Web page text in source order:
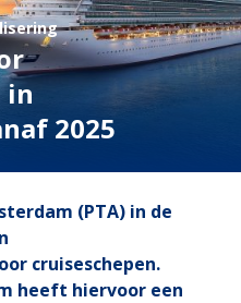
in
2025
(PTA) in de
cruiseschepen.
heeft hiervoor een